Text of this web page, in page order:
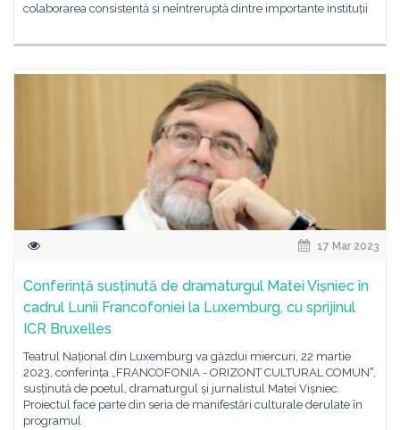
colaborarea consistentă și neîntreruptă dintre importante instituții
17 Mar 2023
Conferință susținută de dramaturgul Matei Vișniec în
cadrul Lunii Francofoniei la Luxemburg, cu sprijinul
ICR Bruxelles
Teatrul Național din Luxemburg va găzdui miercuri, 22 martie
2023, conferința „FRANCOFONIA - ORIZONT CULTURAL COMUNˮ,
susținută de poetul, dramaturgul și jurnalistul Matei Vișniec.
Proiectul face parte din seria de manifestări culturale derulate în
programul